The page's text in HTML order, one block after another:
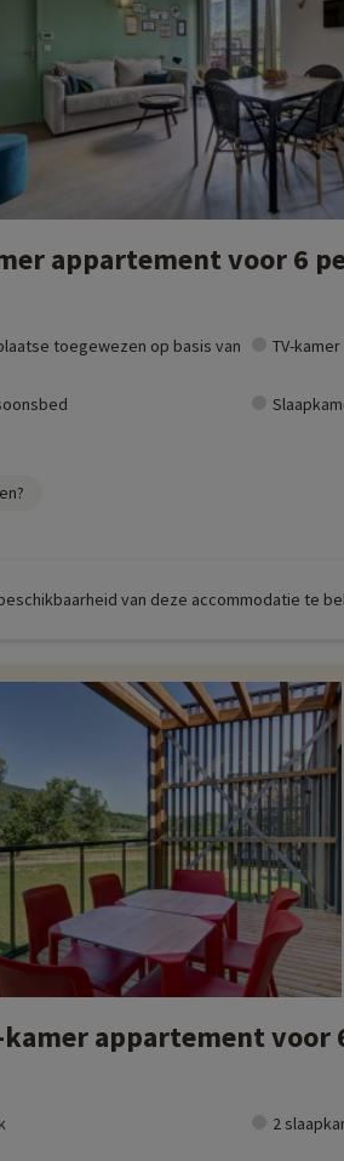
appartement voor 6
toegewezen op basis van
TV-
van deze accommodatie te
appartement voor
2